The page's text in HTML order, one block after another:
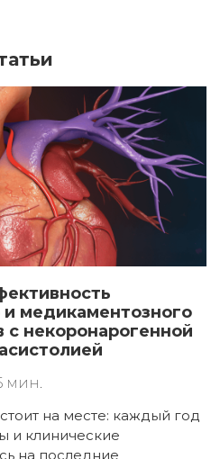
медикаментозного
с некоронарогенной
мин.
на месте: каждый год
и клинические
на последние